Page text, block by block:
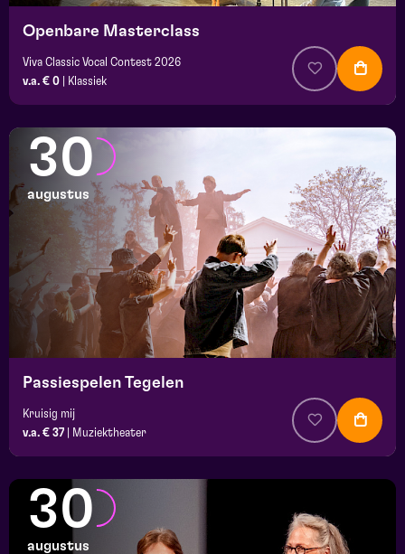
Openbare Masterclass
Viva Classic Vocal Contest 2026
v.a. € 0
Klassiek
30
augustus
Passiespelen Tegelen
Kruisig mij
v.a. € 37
Muziektheater
30
augustus